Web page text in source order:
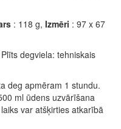
: 118 g, Izmēri : 97 x 67
degviela: tehniskais
deg apmēram 1 stundu.
ml ūdens uzvārīšana
var atšķirties atkarībā